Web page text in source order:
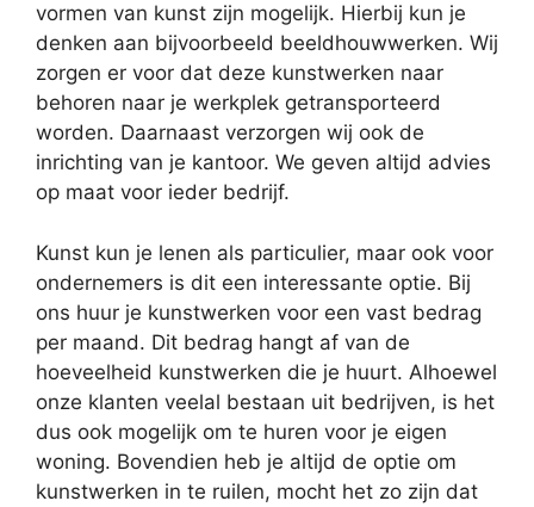
vormen van kunst zijn mogelijk. Hierbij kun je
denken aan bijvoorbeeld beeldhouwwerken. Wij
zorgen er voor dat deze kunstwerken naar
behoren naar je werkplek getransporteerd
worden. Daarnaast verzorgen wij ook de
inrichting van je kantoor. We geven altijd advies
op maat voor ieder bedrijf.
Kunst kun je lenen als particulier, maar ook voor
ondernemers is dit een interessante optie. Bij
ons huur je kunstwerken voor een vast bedrag
per maand. Dit bedrag hangt af van de
hoeveelheid kunstwerken die je huurt. Alhoewel
onze klanten veelal bestaan uit bedrijven, is het
dus ook mogelijk om te huren voor je eigen
woning. Bovendien heb je altijd de optie om
kunstwerken in te ruilen, mocht het zo zijn dat